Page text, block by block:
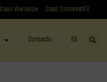
Caso Wenance Caso InmarketFX
Contacto ES